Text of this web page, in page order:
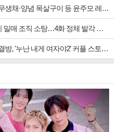
·양념 목살구이 등 윤주모 레시피 섭렵
조직 소탕…4화 정체 발각 위기 예고
누난 내게 여자야2' 커플 스토리 편성